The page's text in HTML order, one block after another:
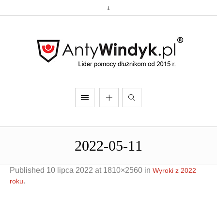
2022-05-11
Published 10 lipca 2022 at 1810×2560 in Wyroki z 2022
roku.